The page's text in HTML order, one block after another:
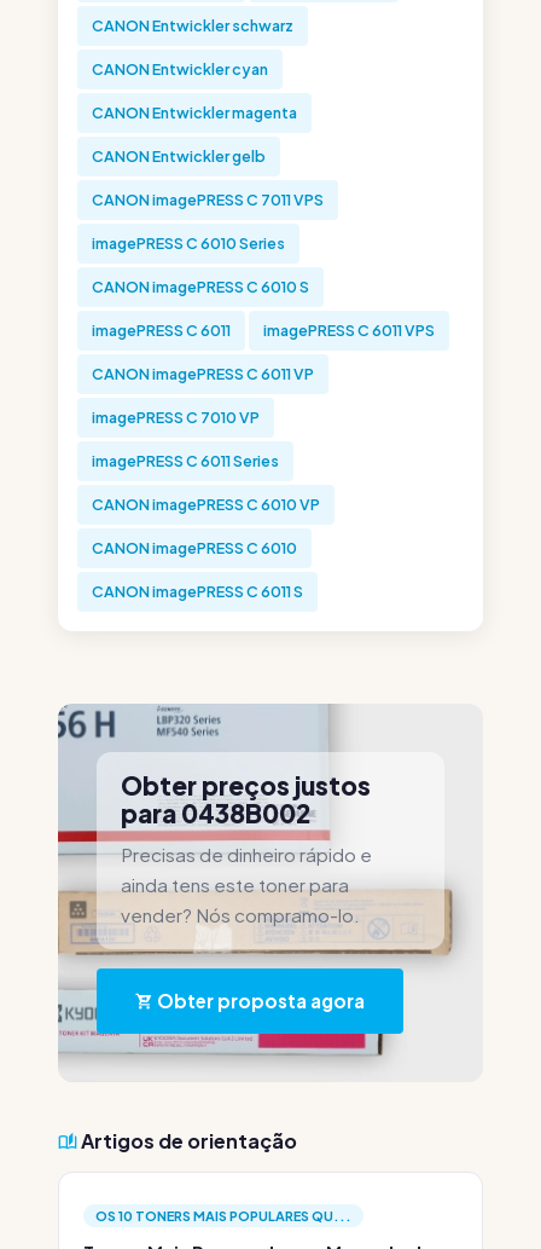
CANON Entwickler schwarz
CANON Entwickler cyan
CANON Entwickler magenta
CANON Entwickler gelb
CANON imagePRESS C 7011 VPS
imagePRESS C 6010 Series
CANON imagePRESS C 6010 S
imagePRESS C 6011 imagePRESS C 6011 VPS
CANON imagePRESS C 6011 VP
imagePRESS C 7010 VP
imagePRESS C 6011 Series
CANON imagePRESS C 6010 VP
CANON imagePRESS C 6010
CANON imagePRESS C 6011 S
Obter preços justos
para 0438B002
Precisas de dinheiro rápido e
ainda tens este toner para
vender? Nós compramo-lo.
Obter proposta agora
Artigos de orientação
OS 10 TONERS MAIS POPULARES QU...